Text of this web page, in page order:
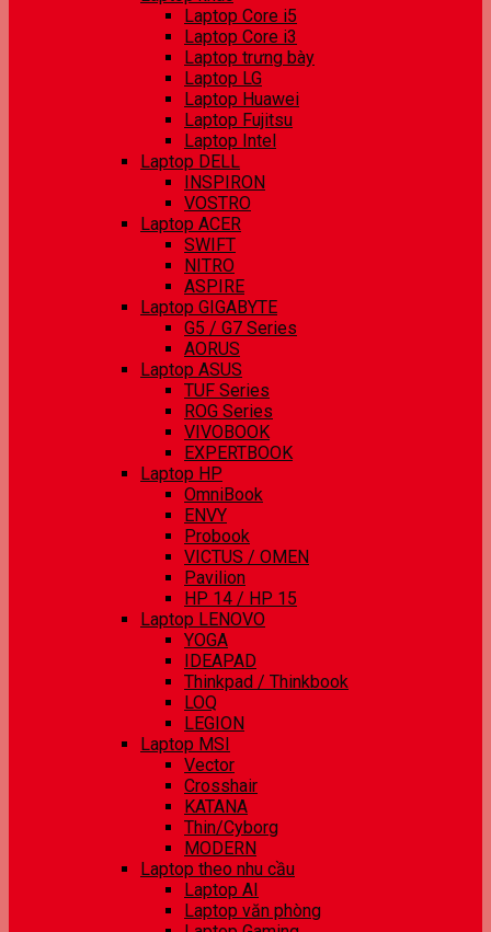
Laptop Core i5
Laptop Core i3
Laptop trưng bày
Laptop LG
Laptop Huawei
Laptop Fujitsu
Laptop Intel
Laptop DELL
INSPIRON
VOSTRO
Laptop ACER
SWIFT
NITRO
ASPIRE
Laptop GIGABYTE
G5 / G7 Series
AORUS
Laptop ASUS
TUF Series
ROG Series
VIVOBOOK
EXPERTBOOK
Laptop HP
OmniBook
ENVY
Probook
VICTUS / OMEN
Pavilion
HP 14 / HP 15
Laptop LENOVO
YOGA
IDEAPAD
Thinkpad / Thinkbook
LOQ
LEGION
Laptop MSI
Vector
Crosshair
KATANA
Thin/Cyborg
MODERN
Laptop theo nhu cầu
Laptop AI
Laptop văn phòng